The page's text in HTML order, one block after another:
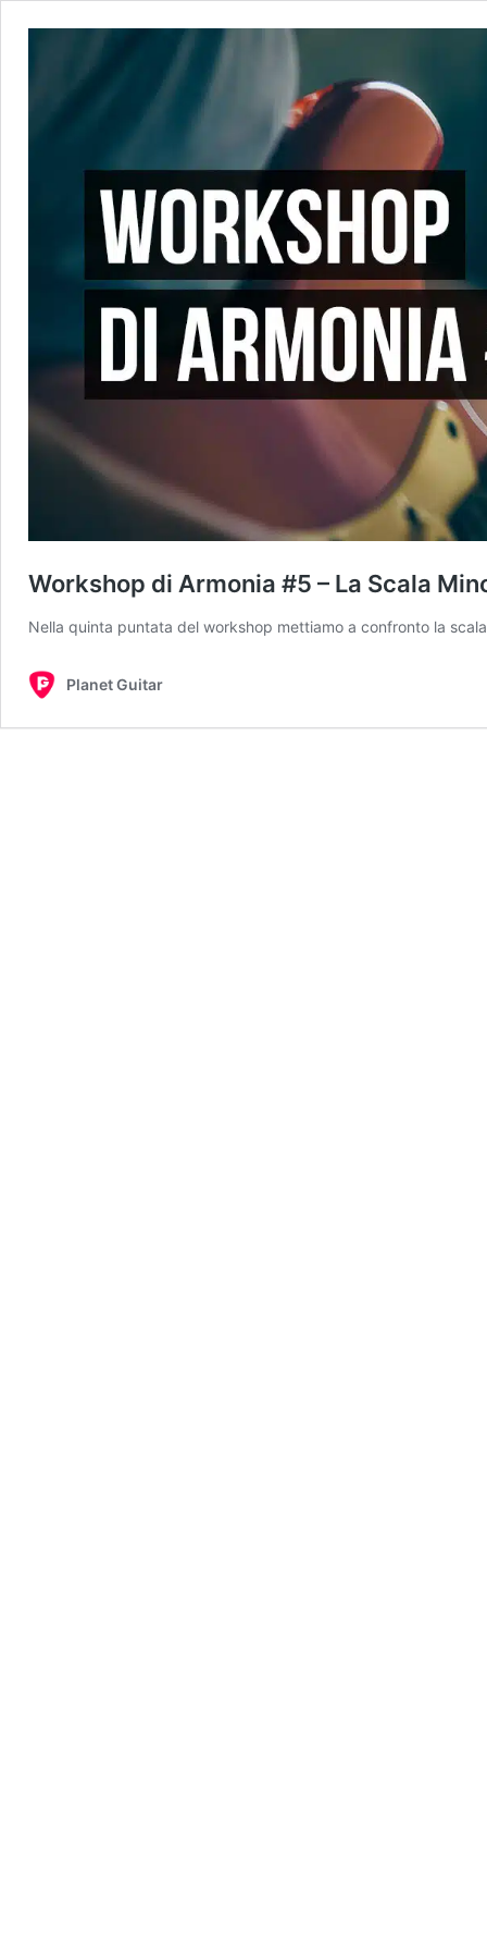
Workshop di Armonia #5 – La Scala
Nella quinta puntata del workshop mettiamo a confronto la
Planet Guitar